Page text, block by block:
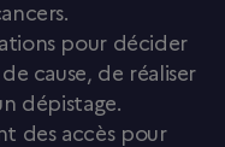
pour décider
cause, de réaliser
dépistage.
des accès pour